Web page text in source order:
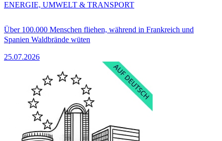
Über 100.000 Menschen fliehen, während in Frankreich und
Spanien Waldbrände wüten
25.07.2026
ENERGIE, UMWELT & TRANSPORT